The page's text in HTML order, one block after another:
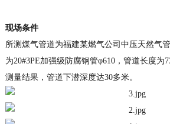
现场条件
所测煤气管道为福建某燃气公司中压天然气
为20#3PE加强级防腐钢管φ610，管道长度为
测量结果，管道下潜深度达30多米。